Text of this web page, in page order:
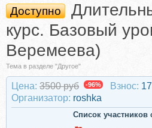
Доступно
курс. Базовый
Веремеева)
Тема в разделе "Другое"
Цена: 3500 руб -96% Взнос:
Организатор: roshka
Список участников